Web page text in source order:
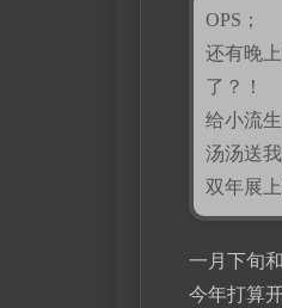
OPS；
还有晚
了？！
给小流
汤汤送
双年展
一月下旬
今年打算